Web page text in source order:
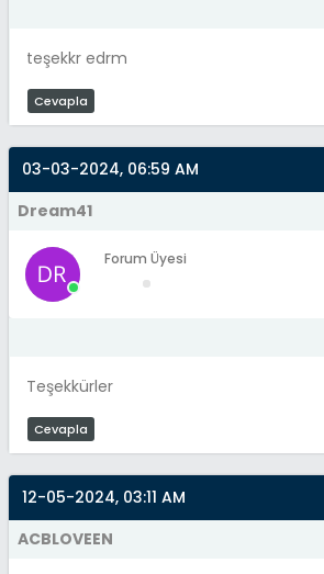
teşekkr edrm
Cevapla
03-03-2024, 06:59 AM
Dream41
Forum Üyesi
Teşekkürler
Cevapla
12-05-2024, 03:11 AM
ACBLOVEEN